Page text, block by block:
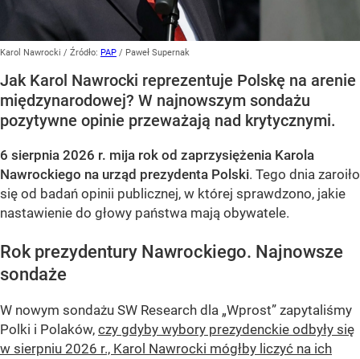
Karol Nawrocki / Źródło: PAP / Paweł Supernak
Jak Karol Nawrocki reprezentuje Polskę na arenie
międzynarodowej? W najnowszym sondażu
pozytywne opinie przeważają nad krytycznymi.
6 sierpnia 2026 r. mija rok od zaprzysiężenia Karola
Nawrockiego na urząd prezydenta Polski. Tego dnia zaroiło
się od badań opinii publicznej, w której sprawdzono, jakie
nastawienie do głowy państwa mają obywatele.
Rok prezydentury Nawrockiego. Najnowsze
sondaże
W nowym sondażu SW Research dla „Wprost” zapytaliśmy
Polki i Polaków, czy gdyby wybory prezydenckie odbyły się
w sierpniu 2026 r., Karol Nawrocki mógłby liczyć na ich